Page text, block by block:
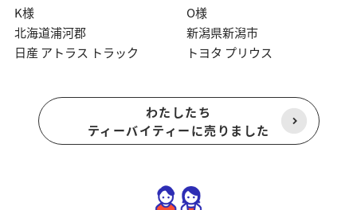
K様
北海道浦河郡
日産 アトラス トラック
O様
新潟県新潟市
トヨタ プリウス
わたしたち
ティーバイティーに売りました